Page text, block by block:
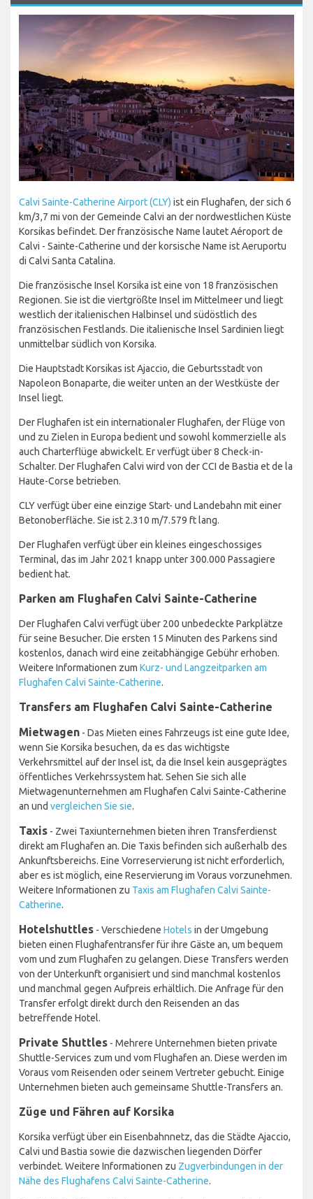
Calvi Sainte-Catherine Airport (CLY) ist ein Flughafen, der sich 6
km/3,7 mi von der Gemeinde Calvi an der nordwestlichen Küste
Korsikas befindet. Der französische Name lautet Aéroport de
Calvi - Sainte-Catherine und der korsische Name ist Aeruportu
di Calvi Santa Catalina.
Die französische Insel Korsika ist eine von 18 französischen
Regionen. Sie ist die viertgrößte Insel im Mittelmeer und liegt
westlich der italienischen Halbinsel und südöstlich des
französischen Festlands. Die italienische Insel Sardinien liegt
unmittelbar südlich von Korsika.
Die Hauptstadt Korsikas ist Ajaccio, die Geburtsstadt von
Napoleon Bonaparte, die weiter unten an der Westküste der
Insel liegt.
Der Flughafen ist ein internationaler Flughafen, der Flüge von
und zu Zielen in Europa bedient und sowohl kommerzielle als
auch Charterflüge abwickelt. Er verfügt über 8 Check-in-
Schalter. Der Flughafen Calvi wird von der CCI de Bastia et de la
Haute-Corse betrieben.
CLY verfügt über eine einzige Start- und Landebahn mit einer
Betonoberfläche. Sie ist 2.310 m/7.579 ft lang.
Der Flughafen verfügt über ein kleines eingeschossiges
Terminal, das im Jahr 2021 knapp unter 300.000 Passagiere
bedient hat.
Parken am Flughafen Calvi Sainte-Catherine
Der Flughafen Calvi verfügt über 200 unbedeckte Parkplätze
für seine Besucher. Die ersten 15 Minuten des Parkens sind
kostenlos, danach wird eine zeitabhängige Gebühr erhoben.
Weitere Informationen zum Kurz- und Langzeitparken am
Flughafen Calvi Sainte-Catherine.
Transfers am Flughafen Calvi Sainte-Catherine
Mietwagen - Das Mieten eines Fahrzeugs ist eine gute Idee,
wenn Sie Korsika besuchen, da es das wichtigste
Verkehrsmittel auf der Insel ist, da die Insel kein ausgeprägtes
öffentliches Verkehrssystem hat. Sehen Sie sich alle
Mietwagenunternehmen am Flughafen Calvi Sainte-Catherine
an und vergleichen Sie sie.
Taxis - Zwei Taxiunternehmen bieten ihren Transferdienst
direkt am Flughafen an. Die Taxis befinden sich außerhalb des
Ankunftsbereichs. Eine Vorreservierung ist nicht erforderlich,
aber es ist möglich, eine Reservierung im Voraus vorzunehmen.
Weitere Informationen zu Taxis am Flughafen Calvi Sainte-
Catherine.
Hotelshuttles - Verschiedene Hotels in der Umgebung
bieten einen Flughafentransfer für ihre Gäste an, um bequem
vom und zum Flughafen zu gelangen. Diese Transfers werden
von der Unterkunft organisiert und sind manchmal kostenlos
und manchmal gegen Aufpreis erhältlich. Die Anfrage für den
Transfer erfolgt direkt durch den Reisenden an das
betreffende Hotel.
Private Shuttles - Mehrere Unternehmen bieten private
Shuttle-Services zum und vom Flughafen an. Diese werden im
Voraus vom Reisenden oder seinem Vertreter gebucht. Einige
Unternehmen bieten auch gemeinsame Shuttle-Transfers an.
Züge und Fähren auf Korsika
Korsika verfügt über ein Eisenbahnnetz, das die Städte Ajaccio,
Calvi und Bastia sowie die dazwischen liegenden Dörfer
verbindet. Weitere Informationen zu Zugverbindungen in der
Nähe des Flughafens Calvi Sainte-Catherine.